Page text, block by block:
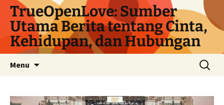
Langsung
TrueOpenLove: Sumber
Utama Berita tentang Cinta,
Kehidupan, dan Hubungan
Menu
Cari
untuk: